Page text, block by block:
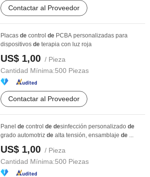
Contactar al Proveedor
Placas de control de PCBA personalizadas para
dispositivos de terapia con luz roja
US$ 1,00 / Pieza
Cantidad Mínima:500 Piezas
Contactar al Proveedor
Panel de control de desinfección personalizado de
grado automotriz de alta tensión, ensamblaje de ...
US$ 1,00 / Pieza
Cantidad Mínima:500 Piezas